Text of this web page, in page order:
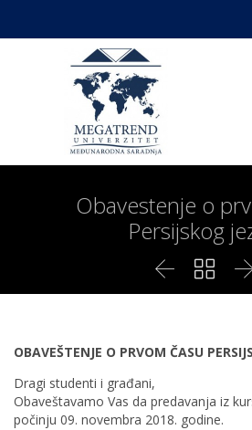
Obavestenje o
Persijskog
 
OBAVEŠTENJE O PRVOM ČASU
Dragi studenti i građani,
Obaveštavamo Vas da predavanja iz
počinju 09. novembra 2018. godine.